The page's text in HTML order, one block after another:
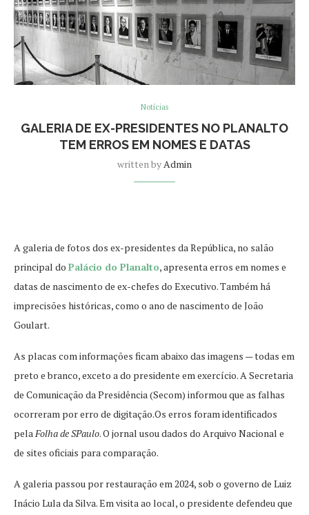
Notícias
GALERIA DE EX-PRESIDENTES NO PLANALTO
TEM ERROS EM NOMES E DATAS
written by Admin
A galeria de fotos dos ex-presidentes da República, no salão
principal do Palácio do Planalto, apresenta erros em nomes e
datas de nascimento de ex-chefes do Executivo. Também há
imprecisões históricas, como o ano de nascimento de João
Goulart.
As placas com informações ficam abaixo das imagens — todas em
preto e branco, exceto a do presidente em exercício. A Secretaria
de Comunicação da Presidência (Secom) informou que as falhas
ocorreram por erro de digitação.Os erros foram identificados
pela Folha de SPaulo. O jornal usou dados do Arquivo Nacional e
de sites oficiais para comparação.
A galeria passou por restauração em 2024, sob o governo de Luiz
Inácio Lula da Silva. Em visita ao local, o presidente defendeu que